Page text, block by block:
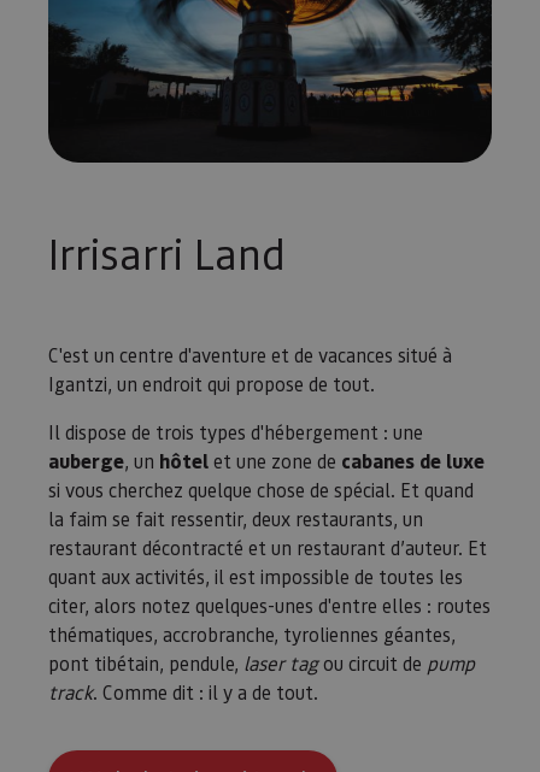
Irrisarri Land
C'est un centre d'aventure et de vacances situé à
Igantzi, un endroit qui propose de tout.
Il dispose de trois types d'hébergement : une
auberge, un hôtelet une zone de cabanes de luxe
si vous cherchez quelque chose de spécial. Et quand
la faim se fait ressentir, deux restaurants, un
restaurant décontracté et un restaurant d’auteur. Et
quant aux activités, il est impossible de toutes les
citer, alors notez quelques-unes d'entre elles : routes
thématiques, accrobranche, tyroliennes géantes,
pont tibétain, pendule, laser tagou circuit de pump
track. Comme dit : il y a de tout.